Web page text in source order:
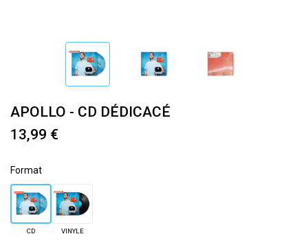
APOLLO - CD DÉDICACÉ
13,99 €
Format
CD VINYLE